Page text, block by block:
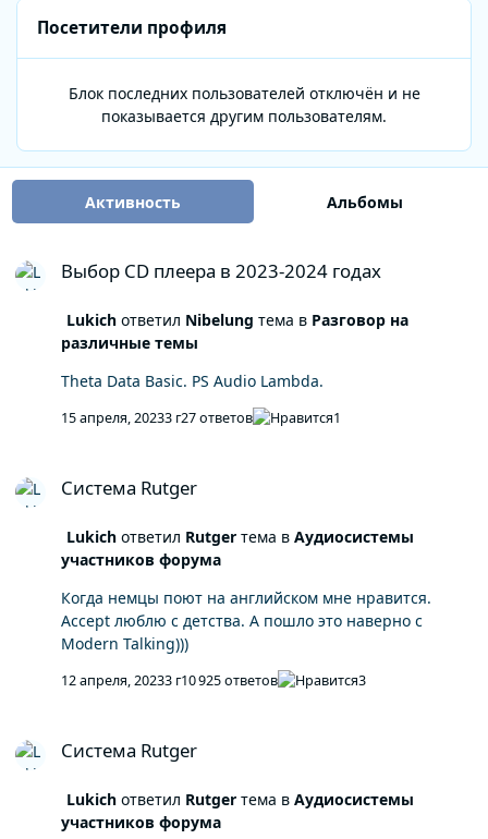
Посетители профиля
Блок последних пользователей отключён и не
показывается другим пользователям.
Активность Альбомы
Выбор CD плеера в 2023-2024 годах
Lukichответил Nibelung тема в Разговор на
различные темы
Theta Data Basic. PS Audio Lambda.
15 апреля, 20233 г27 ответов 1
Система Rutger
Lukichответил Rutgerтема в Аудиосистемы
участников форума
Когда немцы поют на английском мне нравится.
Accept люблю с детства. А пошло это наверно с
Modern Talking)))
12 апреля, 20233 г10 925 ответов 3
Система Rutger
Lukichответил Rutgerтема в Аудиосистемы
участников форума